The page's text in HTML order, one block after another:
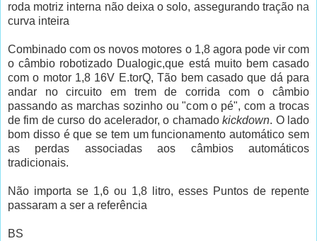
roda motriz interna não deixa o solo, assegurando tração na
curva inteira
Combinado com os novos motores o 1,8 agora pode vir com
o câmbio robotizado Dualogic,que está muito bem casado
com o motor 1,8 16V E.torQ, Tão bem casado que dá para
andar no circuito em trem de corrida com o câmbio
passando as marchas sozinho ou "com o pé", com a trocas
de fim de curso do acelerador, o chamadokickdown. O lado
bom disso é que se tem um funcionamento automático sem
as perdas associadas aos câmbios automáticos
tradicionais.
Não importa se 1,6 ou 1,8 litro, esses Puntos de repente
passaram a ser a referência
BS